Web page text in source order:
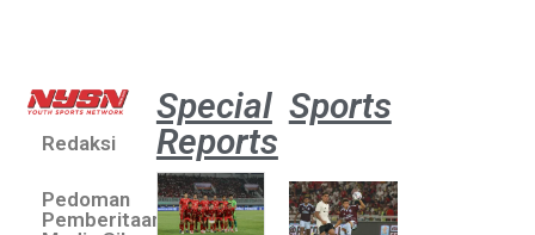
Redaksi
Pedoman
Pemberitaan
Special
Reports
Sports